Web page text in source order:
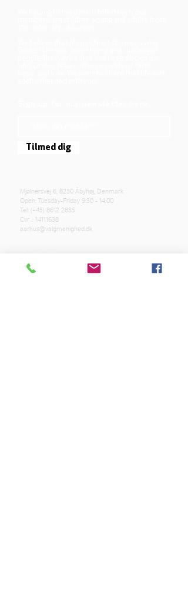
Tilmed dig
Mjølnersvej 6, 8230 Åbyhøj, Denmark
Open: Tuesday-Friday 9:30 - 14:00
Tel: (+45) 8612 2835
Cvr .: 14111638
aarhus@valgmenighed.dk
Terms and Conditions